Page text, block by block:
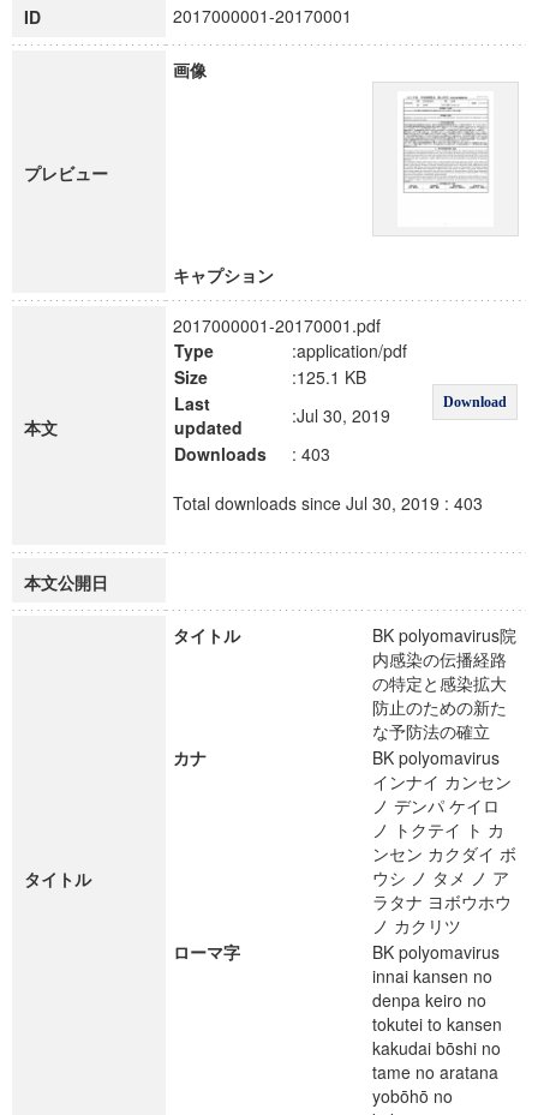
ID 2017000001-20170001
プレビュー
画像
キャプション
本文
2017000001-20170001.pdf
Type
:application/pdf
Download
Size
:125.1 KB
Last
updated
:Jul 30, 2019
Downloads
: 403
Total downloads since Jul 30, 2019 : 403
本文公開日
タイトル
タイトル
BK polyomavirus院
内感染の伝播経路
の特定と感染拡大
防止のための新た
な予防法の確立
カナ
BK polyomavirus
インナイ カンセン
ノ デンパ ケイロ
ノ トクテイ ト カ
ンセン カクダイ ボ
ウシ ノ タメ ノ ア
ラタナ ヨボウホウ
ノ カクリツ
ローマ字
BK polyomavirus
innai kansen no
denpa keiro no
tokutei to kansen
kakudai bōshi no
tame no aratana
yobōhō no